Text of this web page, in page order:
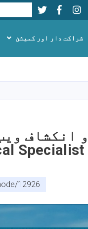
content
Youtube
LinkedIn
Facebook
Twitter
تلاش
شراکت دار اور کمیشن
12926